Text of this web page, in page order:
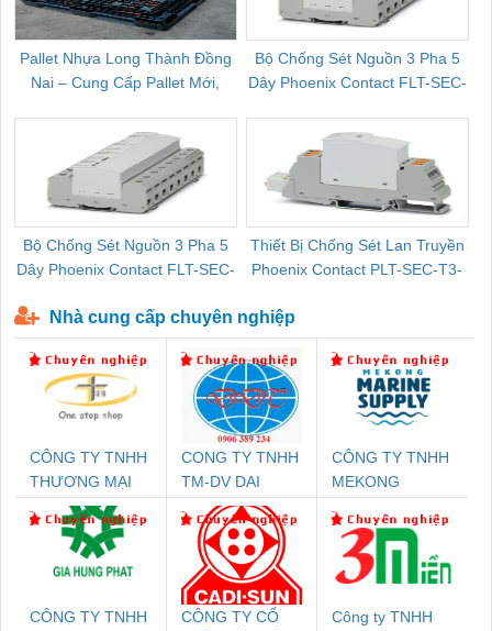
Pallet Nhựa Long Thành Đồng
Nai – Cung Cấp Pallet Mới,
Bộ Chống Sét Nguồn 3 Pha 5
Dây Phoenix Contact FLT-SEC-
Bộ Chống Sét Nguồn 3 Pha 5
Dây Phoenix Contact FLT-SEC-
Thiết Bị Chống Sét Lan Truyền
Phoenix Contact PLT-SEC-T3-
Nhà cung cấp chuyên nghiệp
CÔNG TY TNHH
THƯƠNG MẠI
THIÊN ÂN VIỆT
NAM
CONG TY TNHH
TM-DV DAI
DONG THANH
CÔNG TY TNHH
MEKONG
SUPPLY
CÔNG TY TNHH
CÔNG TY CỔ
Công ty TNHH